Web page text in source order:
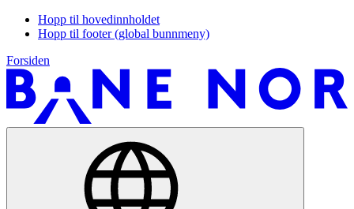
Hopp til hovedinnholdet
Hopp til footer (global bunnmeny)
Forsiden